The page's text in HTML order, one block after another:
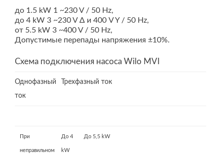
до 1.5 kW 1 ~230 V / 50 Hz,
до 4 kW 3 ~230 V Δ и 400 V Y / 50 Hz,
от 5.5 kW 3 ~400 V / 50 Hz,
Допустимые перепады напряжения ±10%.
Схема подключения насоса Wilo MVI
Однофазный
ток
Трехфазный ток
При
неправильном
До 4
kW
До 5,5 kW